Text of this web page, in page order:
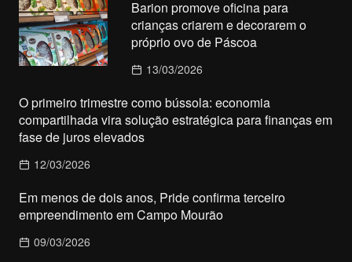
Barion promove oficina para
crianças criarem e decorarem o
próprio ovo de Páscoa
13/03/2026
O primeiro trimestre como bússola: economia
compartilhada vira solução estratégica para finanças em
fase de juros elevados
12/03/2026
Em menos de dois anos, Pride confirma terceiro
empreendimento em Campo Mourão
09/03/2026